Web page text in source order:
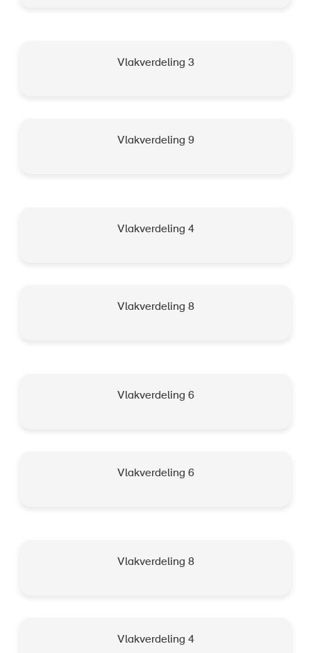
Vlakverdeling 3
Vlakverdeling 9
Vlakverdeling 4
Vlakverdeling 8
Vlakverdeling 6
Vlakverdeling 6
Vlakverdeling 8
Vlakverdeling 4